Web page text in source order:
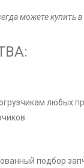
можете купить
любых
подбор